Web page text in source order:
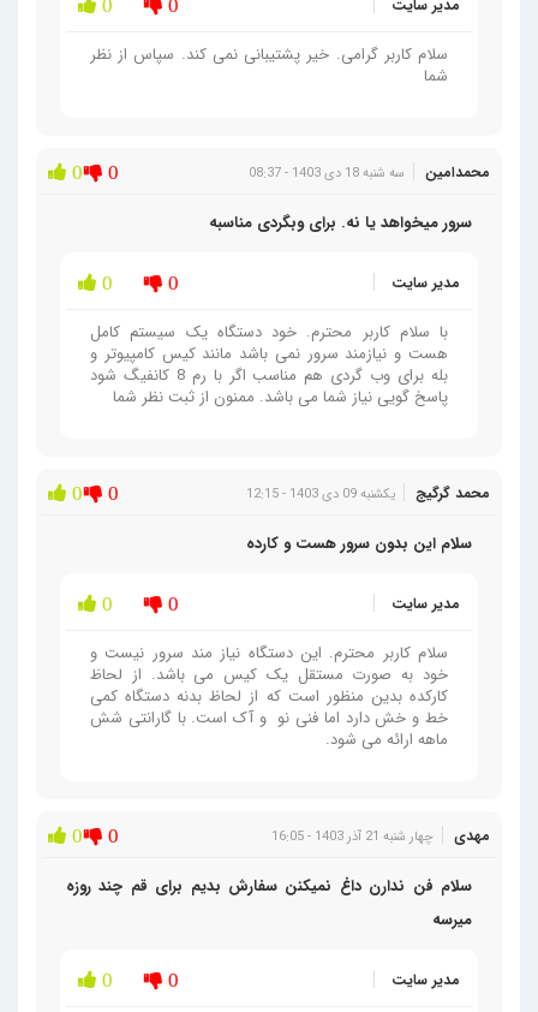
مدیر سایت 0 0
سلام کاربر گرامی. خیر پشتیبانی نمی کند. سپاس از نظر
شما
محمدامین سه شنبه 18 دی 1403 - 08:37 0 0
سرور میخواهد یا نه. برای وبگردی مناسبه
مدیر سایت 0 0
با سلام کاربر محترم. خود دستگاه یک سیستم کامل
هست و نیازمند سرور نمی باشد مانند کیس کامپیوتر و
بله برای وب گردی هم مناسب اگر با رم 8 کانفیگ شود
پاسخ گویی نیاز شما می باشد. ممنون از ثبت نظر شما
محمد گرگیج یکشنبه 09 دی 1403 - 12:15 0 0
سلام این بدون سرور هست و کارده
مدیر سایت 0 0
سلام کاربر محترم. این دستگاه نیاز مند سرور نیست و
خود به صورت مستقل یک کیس می باشد. از لحاظ
کارکده بدین منظور است که از لحاظ بدنه دستگاه کمی
خط و خش دارد اما فنی نو و آک است. با گارانتی شش
ماهه ارائه می شود.
مهدی چهار شنبه 21 آذر 1403 - 16:05 0 0
سلام فن ندارن داغ نمیکنن سفارش بدیم برای قم چند روزه
میرسه
مدیر سایت 0 0